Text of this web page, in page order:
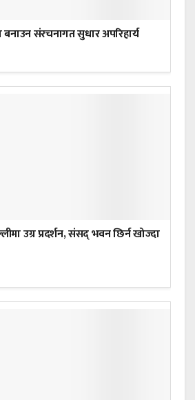
संरचनागत सुधार अपरिहार्य
उग्र प्रदर्शन, संसद् भवन छिर्न खोज्दा